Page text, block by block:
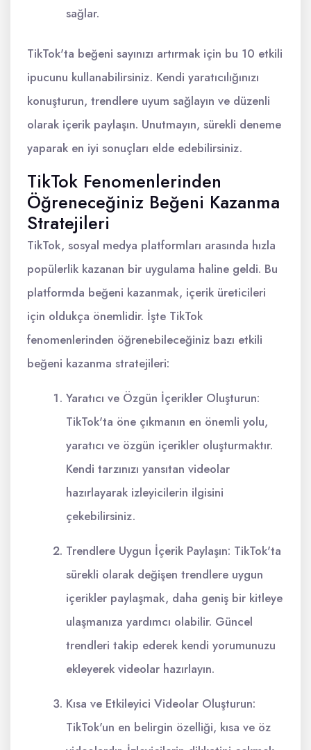
sağlar.
TikTok'ta beğeni sayınızı artırmak için bu 10 etkili
ipucunu kullanabilirsiniz. Kendi yaratıcılığınızı
konuşturun, trendlere uyum sağlayın ve düzenli
olarak içerik paylaşın. Unutmayın, sürekli deneme
yaparak en iyi sonuçları elde edebilirsiniz.
TikTok Fenomenlerinden
Öğreneceğiniz Beğeni Kazanma
Stratejileri
TikTok, sosyal medya platformları arasında hızla
popülerlik kazanan bir uygulama haline geldi. Bu
platformda beğeni kazanmak, içerik üreticileri
için oldukça önemlidir. İşte TikTok
fenomenlerinden öğrenebileceğiniz bazı etkili
beğeni kazanma stratejileri:
Yaratıcı ve Özgün İçerikler Oluşturun:
TikTok'ta öne çıkmanın en önemli yolu,
yaratıcı ve özgün içerikler oluşturmaktır.
Kendi tarzınızı yansıtan videolar
hazırlayarak izleyicilerin ilgisini
çekebilirsiniz.
Trendlere Uygun İçerik Paylaşın: TikTok'ta
sürekli olarak değişen trendlere uygun
içerikler paylaşmak, daha geniş bir kitleye
ulaşmanıza yardımcı olabilir. Güncel
trendleri takip ederek kendi yorumunuzu
ekleyerek videolar hazırlayın.
Kısa ve Etkileyici Videolar Oluşturun:
TikTok'un en belirgin özelliği, kısa ve öz